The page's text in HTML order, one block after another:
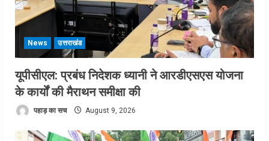
News उत्तराखंड
यूपीसीएल: प्रबंध निदेशक ध्यानी ने आरडीएसएस योजना
के कार्यों की मैराथन समीक्षा की
पहाड़ का सच August 9, 2026